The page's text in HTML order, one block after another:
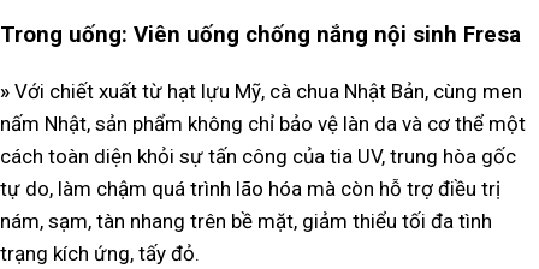
Trong uống: Viên uống chống nắng nội sinh Fresa
» Với chiết xuất từ hạt lựu Mỹ, cà chua Nhật Bản, cùng men
nấm Nhật, sản phẩm không chỉ bảo vệ làn da và cơ thể một
cách toàn diện khỏi sự tấn công của tia UV, trung hòa gốc
tự do, làm chậm quá trình lão hóa mà còn hỗ trợ điều trị
nám, sạm, tàn nhang trên bề mặt, giảm thiểu tối đa tình
trạng kích ứng, tấy đỏ.